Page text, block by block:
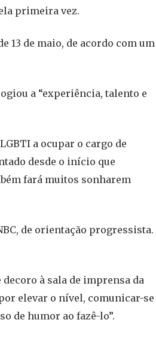
primeira vez.
13 de maio, de acordo com um
a “experiência, talento e
a ocupar o cargo de
desde o início que
fará muitos sonharem
de orientação progressista.
à sala de imprensa da
elevar o nível, comunicar-se
de humor ao fazê-lo”.